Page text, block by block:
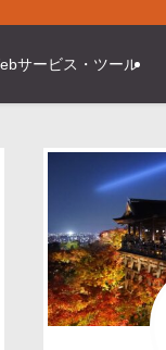
サービス・ツール